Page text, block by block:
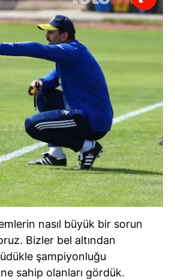
nasıl büyük bir sorun
Bizler bel altından
şampiyonluğu
sahip olanları gördük.